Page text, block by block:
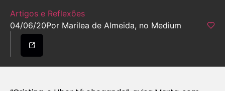
Artigos e Reflexões
04/06/20Por Marilea de Almeida, no Medium